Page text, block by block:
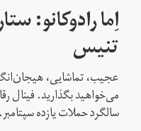
اِما رادوکانو:
تنیس
عجیب، تماشایی،
می‌خواهید بگذارید. فینال
سالگرد حملات یازده